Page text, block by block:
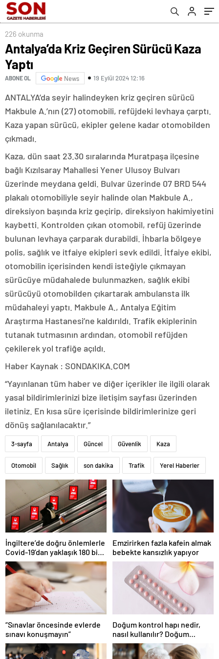
226 okunma
Antalya’da Kriz Geçiren Sürücü Kaza
Yaptı
ABONE OL News 19 Eylül 2024 12:16
ANTALYA’da seyir halindeyken kriz geçiren sürücü
Makbule A.’nın (27) otomobili, refüjdeki levhaya çarptı.
Kaza yapan sürücü, ekipler gelene kadar otomobilden
çıkmadı.
Kaza, dün saat 23.30 sıralarında Muratpaşa ilçesine
bağlı Kızılsaray Mahallesi Yener Ulusoy Bulvarı
üzerinde meydana geldi. Bulvar üzerinde 07 BRD 544
plakalı otomobiliyle seyir halinde olan Makbule A.,
direksiyon başında kriz geçirip, direksiyon hakimiyetini
kaybetti. Kontrolden çıkan otomobil, refüj üzerinde
bulunan levhaya çarparak durabildi. İhbarla bölgeye
polis, sağlık ve itfaiye ekipleri sevk edildi. İtfaiye ekibi,
otomobilin içerisinden kendi isteğiyle çıkmayan
sürücüye müdahalede bulunmazken, sağlık ekibi
sürücüyü otomobilden çıkartarak ambulansta ilk
müdahaleyi yaptı. Makbule A., Antalya Eğitim
Araştırma Hastanesi’ne kaldırıldı. Trafik ekiplerinin
tutanak tutmasının ardından, otomobil refüjden
çekilerek yol trafiğe açıldı.
Haber Kaynak : SONDAKIKA.COM
“Yayınlanan tüm haber ve diğer içerikler ile ilgili olarak
yasal bildirimlerinizi bize iletişim sayfası üzerinden
iletiniz. En kısa süre içerisinde bildirimlerinize geri
dönüş sağlanılacaktır.”
3-sayfa Antalya Güncel Güvenlik Kaza
Otomobil Sağlık son dakika Trafik Yerel Haberler
İngiltere’de doğru önlemlerle
Covid-19’dan yaklaşık 180 bin
ölümün önlenmiş olabileceği
öne sürüldü
Emzirirken fazla kafein almak
bebekte kansızlık yapıyor
“Sınavlar öncesinde evlerde
sınavı konuşmayın”
Doğum kontrol hapı nedir,
nasıl kullanılır? Doğum
kontrol hapı ilişkiden ne
kadar önce alınmalı?